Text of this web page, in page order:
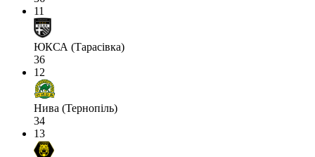
11
ЮКСА (Тарасівка)
36
12
Нива (Тернопіль)
34
13